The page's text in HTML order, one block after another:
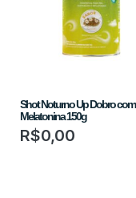
Shot Noturno Up Dobro com
Melatonina 150g
R$0,00